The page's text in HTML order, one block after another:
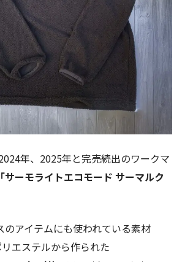
年、2025年と完売続出のワークマ
「サーモライトエコモード サーマルク
のアイテムにも使われている素材
リエステルから作られた